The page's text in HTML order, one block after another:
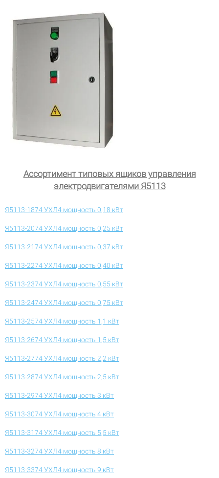
Ассортимент типовых ящиков управления
электродвигателями Я5113
Я5113-1874 УХЛ4 мощность 0,18 кВт
Я5113-2074 УХЛ4 мощность 0,25 кВт
Я5113-2174 УХЛ4 мощность 0,37 кВт
Я5113-2274 УХЛ4 мощность 0,40 кВт
Я5113-2374 УХЛ4 мощность 0,55 кВт
Я5113-2474 УХЛ4 мощность 0,75 кВт
Я5113-2574 УХЛ4 мощность 1,1 кВт
Я5113-2674 УХЛ4 мощность 1,5 кВт
Я5113-2774 УХЛ4 мощность 2,2 кВт
Я5113-2874 УХЛ4 мощность 2,5 кВт
Я5113-2974 УХЛ4 мощность 3 кВт
Я5113-3074 УХЛ4 мощность 4 кВт
Я5113-3174 УХЛ4 мощность 5,5 кВт
Я5113-3274 УХЛ4 мощность 8 кВт
Я5113-3374 УХЛ4 мощность 9 кВт